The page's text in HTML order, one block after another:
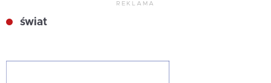
REKLAMA
świat